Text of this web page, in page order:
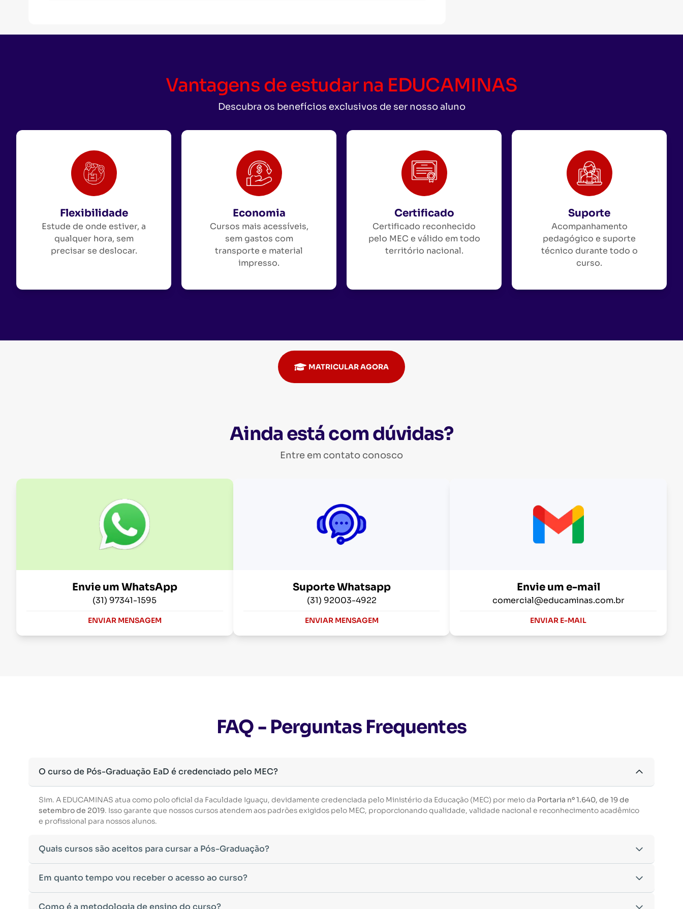
Vantagens de estudar na EDUCAMINAS
Descubra os benefícios exclusivos de ser nosso aluno
Flexibilidade
Estude de onde estiver, a
qualquer hora, sem
precisar se deslocar.
Economia
Cursos mais acessíveis,
sem gastos com
transporte e material
impresso.
Certificado
Certificado reconhecido
pelo MEC e válido em todo
território nacional.
Suporte
Acompanhamento
pedagógico e suporte
técnico durante todo o
curso.
MATRICULAR AGORA
Ainda está com dúvidas?
Entre em contato conosco
Envie um WhatsApp
(31) 97341-1595
ENVIAR MENSAGEM
Suporte Whatsapp
(31) 92003-4922
ENVIAR MENSAGEM
Envie um e-mail
comercial@educaminas.com.br
ENVIAR E-MAIL
FAQ - Perguntas Frequentes
O curso de Pós-Graduação EaD é credenciado pelo MEC?
Sim. A EDUCAMINAS atua como polo oficial da Faculdade Iguaçu, devidamente credenciada pelo Ministério da Educação (MEC) por meio da Portaria nº 1.640, de 19 de
setembro de 2019. Isso garante que nossos cursos atendem aos padrões exigidos pelo MEC, proporcionando qualidade, validade nacional e reconhecimento acadêmico
e profissional para nossos alunos.
Quais cursos são aceitos para cursar a Pós-Graduação?
Para ingressar em um curso de pós-graduação, é necessário ter concluído uma graduação reconhecida pelo MEC. De acordo com os critérios estabelecidos pelo
Em quanto tempo vou receber o acesso ao curso?
Após a conclusão da sua matrícula e a confirmação dos seus dados, o acesso ao curso será liberado automaticamente.
Como é a metodologia de ensino do curso?